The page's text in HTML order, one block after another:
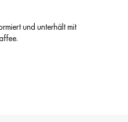
und unterhält mit